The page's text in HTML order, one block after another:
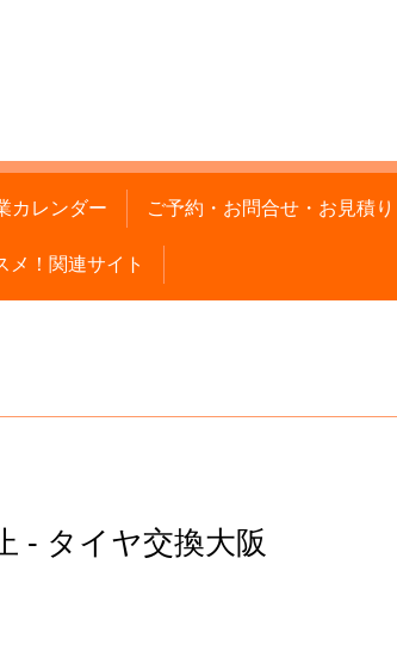
カレンダー ご予約・お問合せ・お見積り
メ！関連サイト
- タイヤ交換大阪